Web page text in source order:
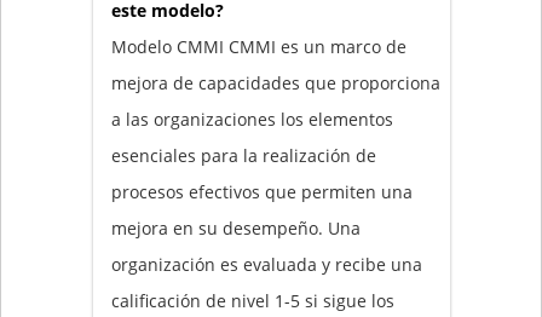
este modelo?
Modelo CMMI CMMI es un marco de
mejora de capacidades que proporciona
a las organizaciones los elementos
esenciales para la realización de
procesos efectivos que permiten una
mejora en su desempeño. Una
organización es evaluada y recibe una
calificación de nivel 1-5 si sigue los